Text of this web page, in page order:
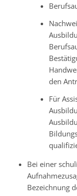
den
Für
Bei einer
Bezeichnung